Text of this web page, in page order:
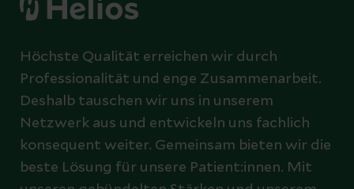
Höchste Qualität erreichen wir durch
Professionalität und enge Zusammenarbeit.
Deshalb tauschen wir uns in unserem
Netzwerk aus und entwickeln uns fachlich
konsequent weiter. Gemeinsam bieten wir die
beste Lösung für unsere Patient:innen. Mit